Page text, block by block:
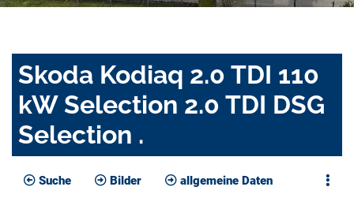
Skoda Kodiaq 2.0 TDI 110
kW Selection 2.0 TDI DSG
Selection .
Suche Bilder allgemeine Daten